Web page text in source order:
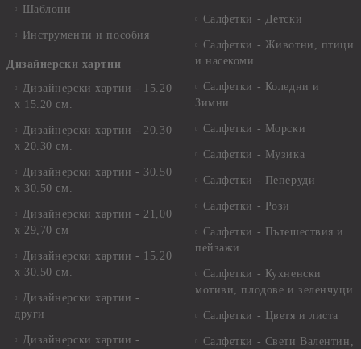
Шаблони
Инструменти и пособия
Дизайнерски хартии
Дизайнерски хартии - 15.20
х 15.20 см.
Дизайнерски хартии - 20.30
х 20.30 см.
Дизайнерски хартии - 30.50
х 30.50 см.
Дизайнерски хартии - 21,00
х 29,70 см
Дизайнерски хартии - 15.20
x 30.50 см.
Дизайнерски хартии -
други
Дизайнерски хартии -
Салфетки - Детски
Салфетки - Животни, птици
и насекоми
Салфетки - Коледни и
Зимни
Салфетки - Морски
Салфетки - Музика
Салфетки - Пеперуди
Салфетки - Рози
Салфетки - Пътешествия и
пейзажи
Салфетки - Кухненски
мотиви, плодове и зеленчуци
Салфетки - Цветя и листа
Салфетки - Свети Валентин,